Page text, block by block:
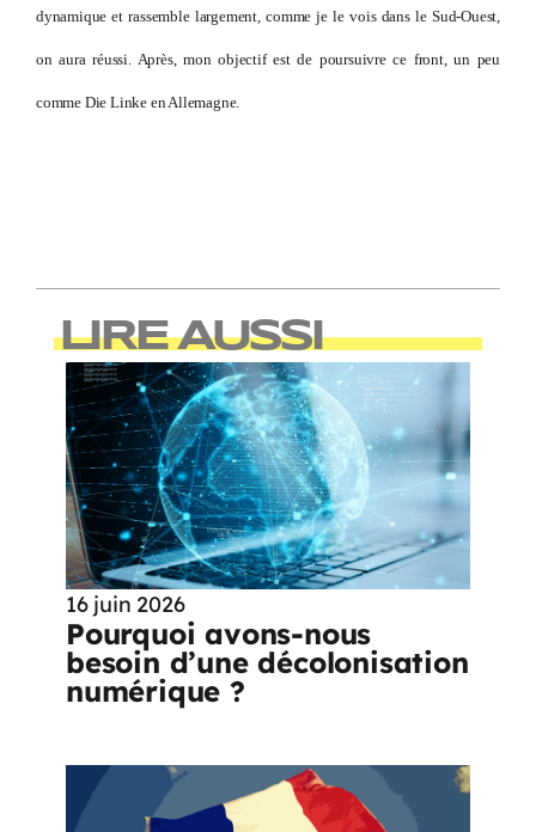
dynamique et rassemble largement, comme je le vois dans le Sud-Ouest,
on aura réussi. Après, mon objectif est de poursuivre ce front, un peu
comme Die Linke en Allemagne.
LIRE AUSSI
16 juin 2026
Pourquoi avons-nous
besoin d’une décolonisation
numérique ?